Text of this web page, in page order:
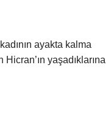
ayakta kalma
yaşadıklarına